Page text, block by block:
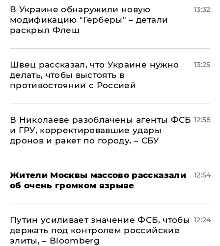
В Украине обнаружили новую
модификацию "Герберы" – детали
раскрыл Флеш
13:32
Швец рассказал, что Украине нужно
делать, чтобы выстоять в
противостоянии с Россией
13:25
В Николаеве разоблачены агенты ФСБ
и ГРУ, корректировавшие удары
дронов и ракет по городу, – СБУ
12:58
Жители Москвы массово рассказали
об очень громком взрыве
12:54
Путин усиливает значение ФСБ, чтобы
держать под контролем российские
элиты, – Bloomberg
12:24